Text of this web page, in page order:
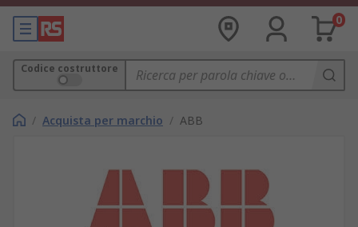
0
Codice costruttore
/ Acquista per marchio / ABB